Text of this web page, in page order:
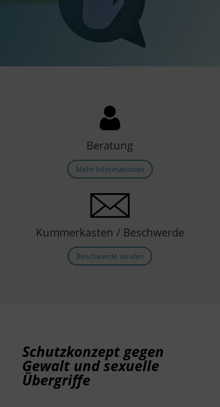
Beratung
Mehr Informationen
Kummerkasten / Beschwerde
Beschwerde senden
Schutzkonzept gegen
Gewalt und sexuelle
Übergriffe